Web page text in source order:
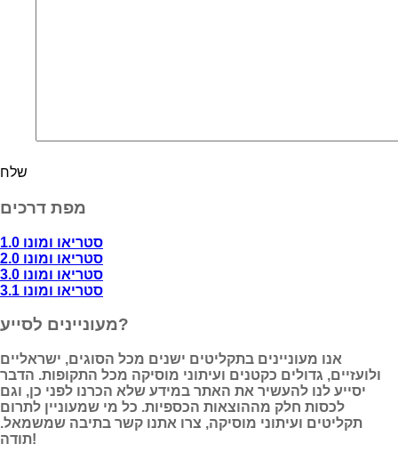
מפת דרכים
סטריאו ומונו 1.0
סטריאו ומונו 2.0
סטריאו ומונו 3.0
סטריאו ומונו 3.1
מעוניינים לסייע?
אנו מעוניינים בתקליטים ישנים מכל הסוגים, ישראליים
ולועזיים, גדולים כקטנים ועיתוני מוסיקה מכל התקופות. הדבר
יסייע לנו להעשיר את האתר במידע שלא הכרנו לפני כן, וגם
לכסות חלק מההוצאות הכספיות. כל מי שמעוניין לתרום
תקליטים ועיתוני מוסיקה, צרו אתנו קשר בתיבה שמשמאל.
תודה!